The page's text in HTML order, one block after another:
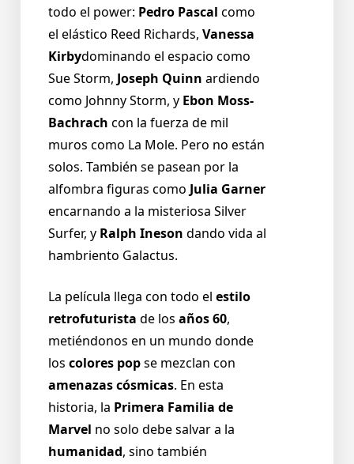
todo el power: Pedro Pascal como
el elástico Reed Richards, Vanessa
Kirbydominando el espacio como
Sue Storm, Joseph Quinn ardiendo
como Johnny Storm, y Ebon Moss-
Bachrach con la fuerza de mil
muros como La Mole. Pero no están
solos. También se pasean por la
alfombra figuras como Julia Garner
encarnando a la misteriosa Silver
Surfer, y Ralph Ineson dando vida al
hambriento Galactus.
La película llega con todo el estilo
retrofuturista de los años 60,
metiéndonos en un mundo donde
los colores popse mezclan con
amenazas cósmicas. En esta
historia, la Primera Familia de
Marvel no solo debe salvar a la
humanidad, sino también